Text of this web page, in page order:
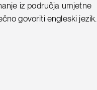
iz područja umjetne
govoriti engleski jezik.